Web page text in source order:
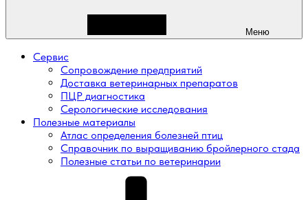
Меню
Сервис
Сопровождение предприятий
Доставка ветеринарных препаратов
ПЦР диагностика
Серологические исследования
Полезные материалы
Атлас определения болезней птиц
Справочник по выращиванию бройлерного стада
Полезные статьи по ветеринарии